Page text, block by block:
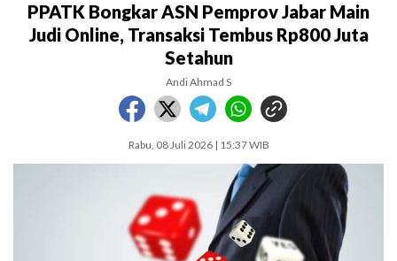
PPATK Bongkar ASN Pemprov Jabar Main
Judi Online, Transaksi Tembus Rp800 Juta
Setahun
Andi Ahmad S
Rabu, 08 Juli 2026 | 15:37 WIB